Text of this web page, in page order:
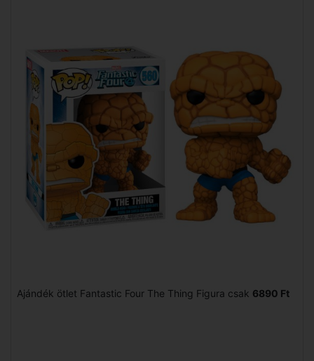
Ajándék ötlet Fantastic Four The Thing Figura csak 6890 Ft